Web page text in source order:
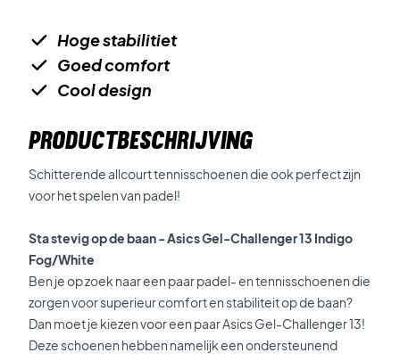
Hoge stabilitiet
Goed comfort
Cool design
PRODUCTBESCHRIJVING
Schitterende allcourt tennisschoenen die ook perfect zijn
voor het spelen van padel!
Sta stevig op de baan - Asics Gel-Challenger 13 Indigo
Fog/White
Ben je op zoek naar een paar padel- en tennisschoenen die
zorgen voor superieur comfort en stabiliteit op de baan?
Dan moet je kiezen voor een paar Asics Gel-Challenger 13!
Deze schoenen hebben namelijk een ondersteunend